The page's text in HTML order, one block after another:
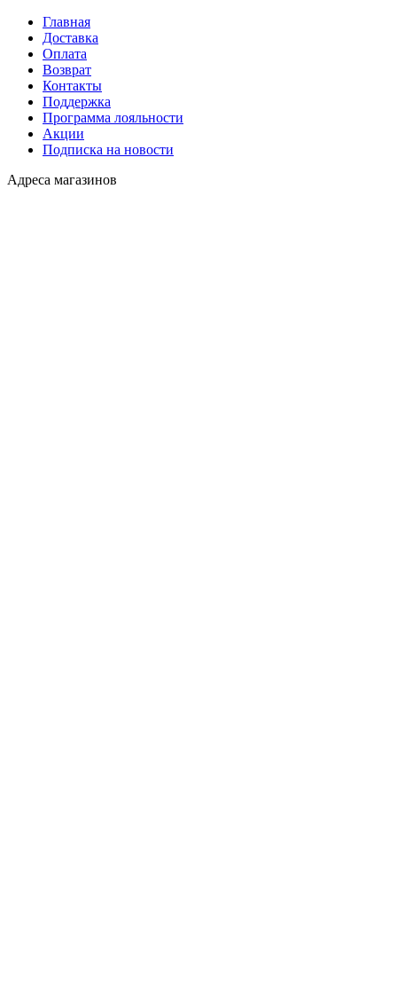
Главная
Доставка
Оплата
Возврат
Контакты
Поддержка
Программа лояльности
Акции
Подписка на новости
Адреса магазинов